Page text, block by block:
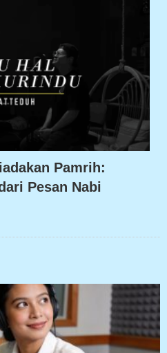
Pamrih:
Pesan Nabi